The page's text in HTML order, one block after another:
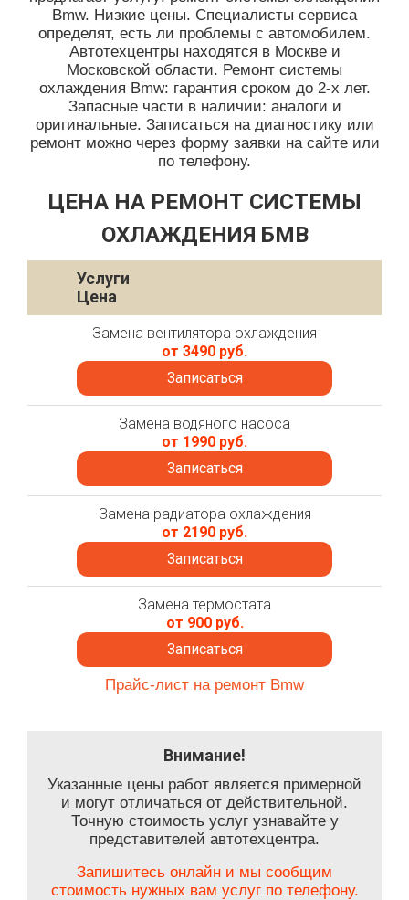
Bmw. Низкие цены. Специалисты сервиса
определят, есть ли проблемы с автомобилем.
Автотехцентры находятся в Москве и
Московской области. Ремонт системы
охлаждения Bmw: гарантия сроком до 2-х лет.
Запасные части в наличии: аналоги и
оригинальные. Записаться на диагностику или
ремонт можно через форму заявки на сайте или
по телефону.
ЦЕНА НА РЕМОНТ СИСТЕМЫ
ОХЛАЖДЕНИЯ БМВ
Услуги
Цена
Замена вентилятора охлаждения
от 3490 руб.
Записаться
Замена водяного насоса
от 1990 руб.
Записаться
Замена радиатора охлаждения
от 2190 руб.
Записаться
Замена термостата
от 900 руб.
Записаться
Прайс-лист на ремонт Bmw
Внимание!
Указанные цены работ является примерной
и могут отличаться от действительной.
Точную стоимость услуг узнавайте у
представителей автотехцентра.
Запишитесь онлайн и мы сообщим
стоимость нужных вам услуг по телефону.